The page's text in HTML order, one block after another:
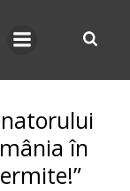
în